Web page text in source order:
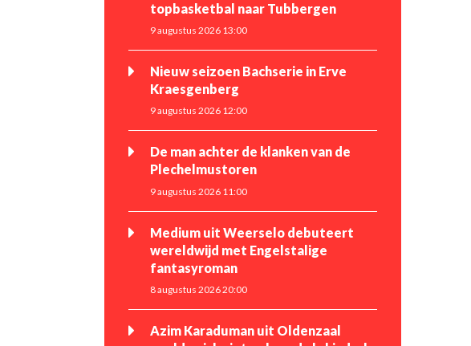
topbasketbal naar Tubbergen
9 augustus 2026 13:00
Nieuw seizoen Bachserie in Erve
Kraesgenberg
9 augustus 2026 12:00
De man achter de klanken van de
Plechelmustoren
9 augustus 2026 11:00
Medium uit Weerselo debuteert
wereldwijd met Engelstalige
fantasyroman
8 augustus 2026 20:00
Azim Karaduman uit Oldenzaal